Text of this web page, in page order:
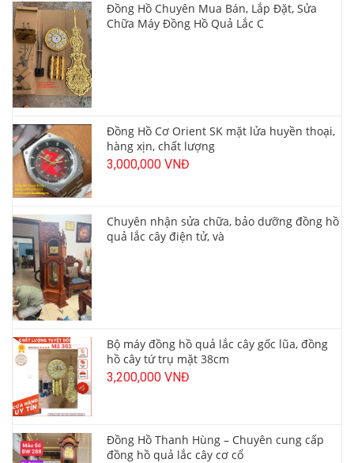
Đồng Hồ Chuyên Mua Bán, Lắp Đặt, Sửa
Chữa Máy Đồng Hồ Quả Lắc C
Đồng Hồ Cơ Orient SK mặt lửa huyền thoại,
hàng xịn, chất lượng
3,000,000 VNĐ
Chuyên nhận sửa chữa, bảo dưỡng đồng hồ
quả lắc cây điện tử, và
Bộ máy đồng hồ quả lắc cây gốc lũa, đồng
hồ cây tứ trụ mặt 38cm
3,200,000 VNĐ
Đồng Hồ Thanh Hùng – Chuyên cung cấp
đồng hồ quả lắc cây cơ cổ